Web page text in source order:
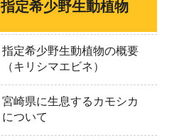
指定希少野生動植物
指定希少野生動植物の概要
（キリシマエビネ）
宮崎県に生息するカモシカ
について